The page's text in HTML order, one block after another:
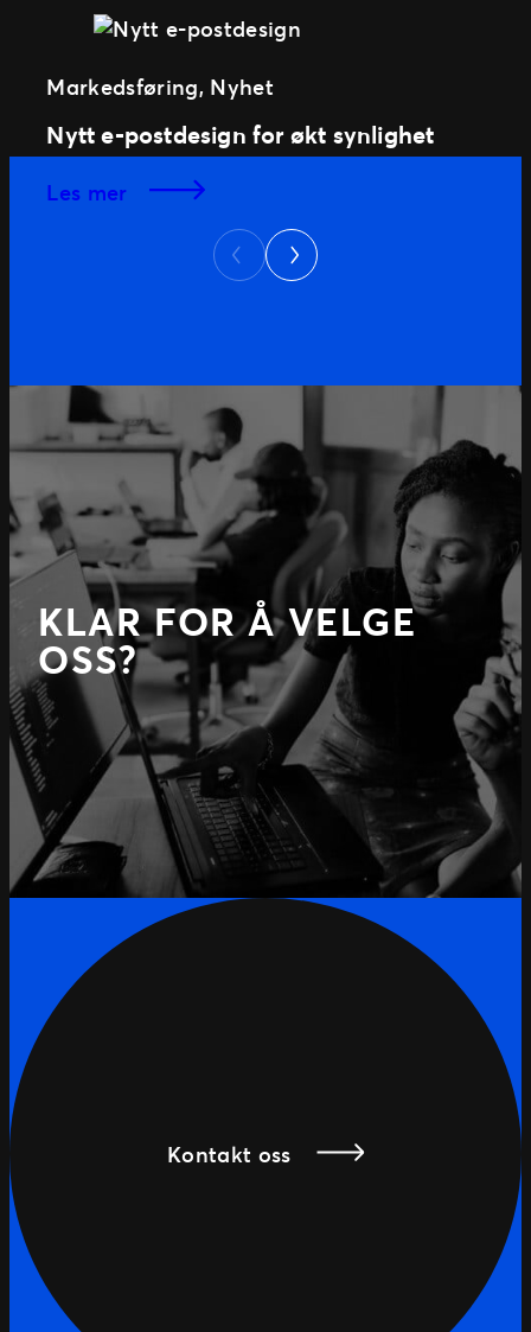
Markedsføring, Nyhet
Nytt e-postdesign for økt synlighet
les mer
Previous
Next
KLAR FOR Å VELGE
OSS?
Kontakt oss